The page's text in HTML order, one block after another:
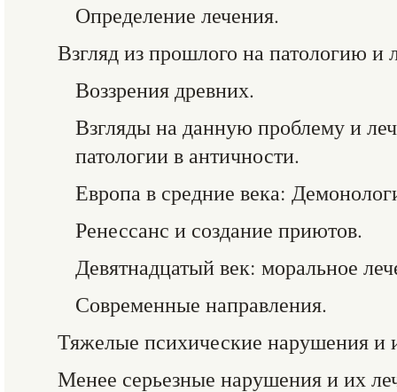
Определение лечения.
Взгляд из прошлого на патологию и
Воззрения древних.
Взгляды на данную проблему и
патологии в античности.
Европа в средние века:
Ренессанс и создание приютов.
Девятнадцатый век: моральное
Современные направления.
Тяжелые психические нарушения и
Менее серьезные нарушения и их